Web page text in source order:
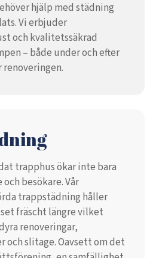
hjälp med städning
Vi erbjuder
och kvalitetssäkrad
– både under och efter
trapphus ökar inte bara
besökare. Vår
trappstädning håller
fräscht längre vilket
renoveringar,
och slitage. Oavsett om det